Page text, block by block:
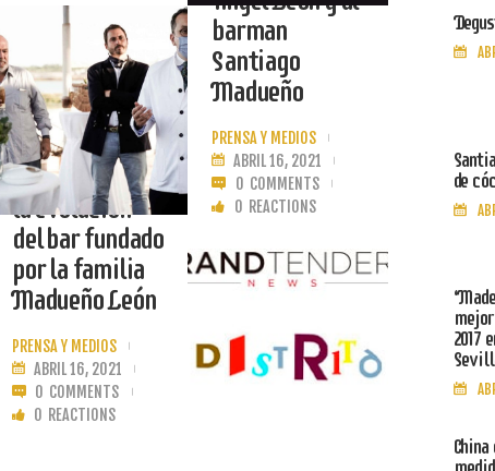
REACTIONS
LEER MÁS
barman
Santiago
Madueño
PRENSA Y MEDIOS
ABRIL 16, 2021
0 COMMENTS
0 REACTIONS
LEER MÁS
Distrito
Cocktail Bar es
la evolución
del bar fundado
por la familia
Madueño León
PRENSA Y MEDIOS
ABRIL 16, 2021
0 COMMENTS
0 REACTIONS
de
2017